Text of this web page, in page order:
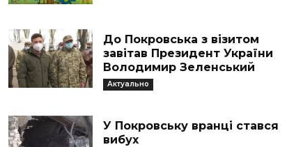
До Покровська з візитом
завітав Президент України
Володимир Зеленський
Актуально
У Покровську вранці стався
вибух